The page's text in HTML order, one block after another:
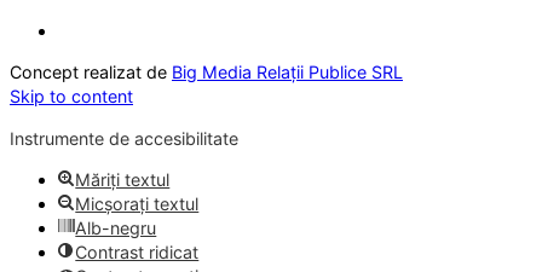
Concept realizat de Big Media Relații Publice SRL
Skip to content
Instrumente de accesibilitate
Măriți textul
Micșorați textul
Alb-negru
Contrast ridicat